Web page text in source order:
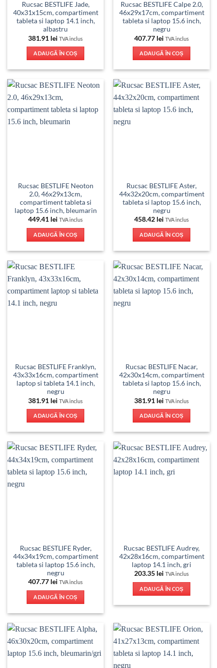
Rucsac BESTLIFE Jade,
40x31x15cm, compartiment
tableta si laptop 14.1 inch,
albastru
381.91 lei TVA inclus
ADAUGĂ ÎN COȘ
Rucsac BESTLIFE Calpe 2.0,
46x29x17cm, compartiment
tableta si laptop 15.6 inch,
negru
407.77 lei TVA inclus
ADAUGĂ ÎN COȘ
Rucsac BESTLIFE Neoton
2.0, 46x29x13cm,
compartiment tableta si
laptop 15.6 inch, bleumarin
449.41 lei TVA inclus
ADAUGĂ ÎN COȘ
Rucsac BESTLIFE Aster,
44x32x20cm, compartiment
tableta si laptop 15.6 inch,
negru
458.42 lei TVA inclus
ADAUGĂ ÎN COȘ
Rucsac BESTLIFE Franklyn,
43x33x16cm, compartiment
laptop si tableta 14.1 inch,
negru
381.91 lei TVA inclus
ADAUGĂ ÎN COȘ
Rucsac BESTLIFE Nacar,
42x30x14cm, compartiment
tableta si laptop 15.6 inch,
negru
381.91 lei TVA inclus
ADAUGĂ ÎN COȘ
Rucsac BESTLIFE Ryder,
44x34x19cm, compartiment
tableta si laptop 15.6 inch,
negru
407.77 lei TVA inclus
ADAUGĂ ÎN COȘ
Rucsac BESTLIFE Audrey,
42x28x16cm, compartiment
laptop 14.1 inch, gri
203.35 lei TVA inclus
ADAUGĂ ÎN COȘ